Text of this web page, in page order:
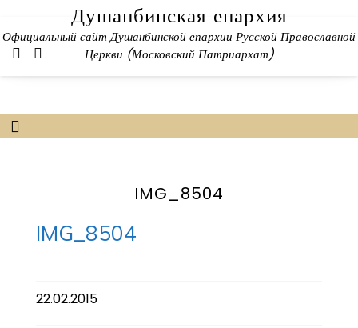
content
Душанбинская епархия
Официальный сайт Душанбинской епархии Русской Православной
Церкви (Московский Патриархат)
IMG_8504
IMG_8504
22.02.2015